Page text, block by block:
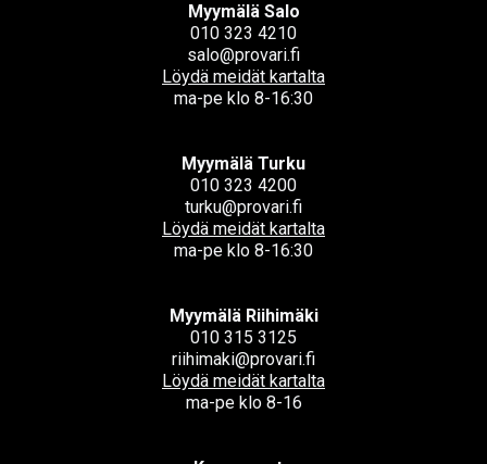
Myymälä Salo
010 323 4210
salo@provari.fi
Löydä meidät kartalta
ma-pe klo 8-16:30
Myymälä Turku
010 323 4200
turku@provari.fi
Löydä meidät kartalta
ma-pe klo 8-16:30
Myymälä Riihimäki
010 315 3125
riihimaki@provari.fi
Löydä meidät kartalta
ma-pe klo 8-16